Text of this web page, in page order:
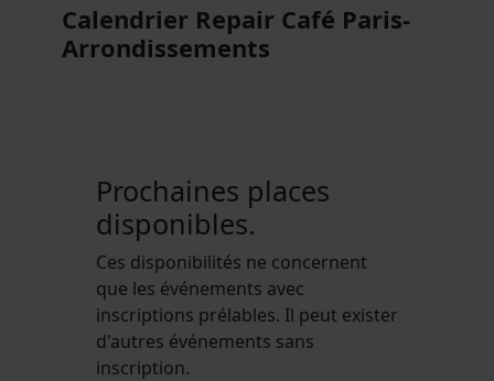
Calendrier Repair Café Paris-
Arrondissements
Prochaines places
disponibles.
Ces disponibilités ne concernent
que les événements avec
inscriptions prélables. Il peut exister
d'autres événements sans
inscription.